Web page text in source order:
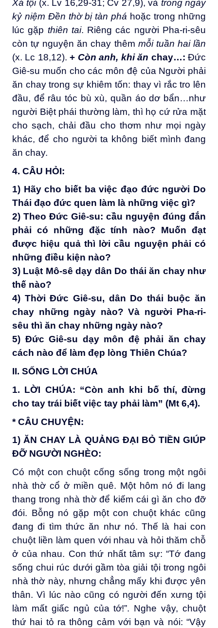
Xá tội (x. Lv 16,29-31; Cv 27,9), và trong ngày
kỷ niệm Đền thờ bị tàn phá hoặc trong những
lúc gặp thiên tai. Riêng các người Pha-ri-sêu
còn tự nguyện ăn chay thêm mỗi tuần hai lần
(x. Lc 18,12).+ Còn anh, khi ăn chay…: Đức
Giê-su muốn cho các môn đệ của Người phải
ăn chay trong sự khiêm tốn: thay vì rắc tro lên
đầu, để râu tóc bù xù, quần áo dơ bẩn…như
người Biệt phái thường làm, thì họ cứ rửa mặt
cho sạch, chải đầu cho thơm như mọi ngày
khác, để cho người ta không biết mình đang
ăn chay.
4. CÂU HỎI:
1) Hãy cho biết ba việc đạo đức người Do
Thái đạo đức quen làm là những việc gì?
2) Theo Đức Giê-su: cầu nguyện đúng đắn
phải có những đặc tính nào? Muốn đạt
được hiệu quả thì lời cầu nguyện phải có
những điều kiện nào?
3) Luật Mô-sê dạy dân Do thái ăn chay như
thế nào?
4) Thời Đức Giê-su, dân Do thái buộc ăn
chay những ngày nào? Và người Pha-ri-
sêu thì ăn chay những ngày nào?
5) Đức Giê-su dạy môn đệ phải ăn chay
cách nào để làm đẹp lòng Thiên Chúa?
II. SỐNG LỜI CHÚA
1. LỜI CHÚA: “Còn anh khi bố thí, đừng
cho tay trái biết việc tay phải làm” (Mt 6,4).
* CÂU CHUYỆN:
1) ĂN CHAY LÀ QUẢNG ĐẠI BỎ TIỀN GIÚP
ĐỠ NGƯỜI NGHÈO:
Có một con chuột cống sống trong một ngôi
nhà thờ cổ ở miền quê. Một hôm nó đi lang
thang trong nhà thờ để kiếm cái gì ăn cho đỡ
đói. Bỗng nó gặp một con chuột khác cũng
đang đi tìm thức ăn như nó. Thế là hai con
chuột liền làm quen với nhau và hỏi thăm chỗ
ở của nhau. Con thứ nhất tâm sự: “Tớ đang
sống chui rúc dưới gầm tòa giải tội trong ngôi
nhà thờ này, nhưng chẳng mấy khi được yên
thân. Vì lúc nào cũng có người đến xưng tội
làm mất giấc ngủ của tớ!”. Nghe vậy, chuột
thứ hai tỏ ra thông cảm với bạn và nói: “Vậy